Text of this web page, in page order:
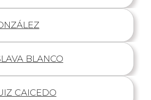
BLANCO
CAICEDO